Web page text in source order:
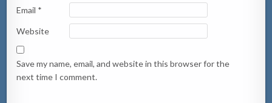
Email *
Website
Save my name, email, and website in this browser for the
next time I comment.